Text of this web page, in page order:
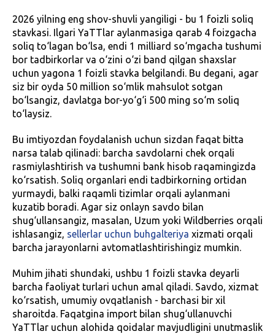
2026 yilning eng shov-shuvli yangiligi - bu 1 foizli soliq
stavkasi. Ilgari YaTTlar aylanmasiga qarab 4 foizgacha
soliq to‘lagan bo‘lsa, endi 1 milliard so‘mgacha tushumi
bor tadbirkorlar va o‘zini o‘zi band qilgan shaxslar
uchun yagona 1 foizli stavka belgilandi. Bu degani, agar
siz bir oyda 50 million so‘mlik mahsulot sotgan
bo‘lsangiz, davlatga bor-yo‘g‘i 500 ming so‘m soliq
to‘laysiz.
Bu imtiyozdan foydalanish uchun sizdan faqat bitta
narsa talab qilinadi: barcha savdolarni chek orqali
rasmiylashtirish va tushumni bank hisob raqamingizda
ko‘rsatish. Soliq organlari endi tadbirkorning ortidan
yurmaydi, balki raqamli tizimlar orqali aylanmani
kuzatib boradi. Agar siz onlayn savdo bilan
shug‘ullansangiz, masalan, Uzum yoki Wildberries orqali
ishlasangiz, sellerlar uchun buhgalteriya xizmati orqali
barcha jarayonlarni avtomatlashtirishingiz mumkin.
Muhim jihati shundaki, ushbu 1 foizli stavka deyarli
barcha faoliyat turlari uchun amal qiladi. Savdo, xizmat
ko‘rsatish, umumiy ovqatlanish - barchasi bir xil
sharoitda. Faqatgina import bilan shug‘ullanuvchi
YaTTlar uchun alohida qoidalar mavjudligini unutmaslik